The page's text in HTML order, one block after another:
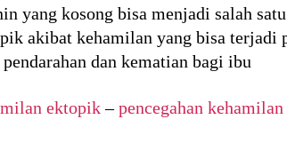
yang kosong bisa menjadi salah
akibat kehamilan yang bisa terjadi
dan kematian bagi ibu
ektopik–pencegahan